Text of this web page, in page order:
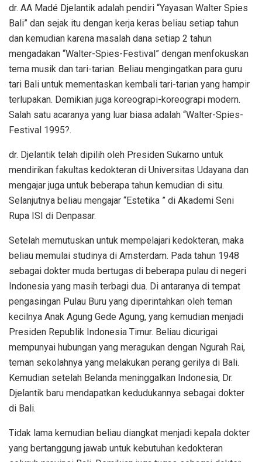
dr. AA Madé Djelantik adalah pendiri “Yayasan Walter Spies
Bali” dan sejak itu dengan kerja keras beliau setiap tahun
dan kemudian karena masalah dana setiap 2 tahun
mengadakan “Walter-Spies-Festival” dengan menfokuskan
tema musik dan tari-tarian. Beliau mengingatkan para guru
tari Bali untuk mementaskan kembali tari-tarian yang hampir
terlupakan. Demikian juga koreograpi-koreograpi modern.
Salah satu acaranya yang luar biasa adalah “Walter-Spies-
Festival 1995?.
dr. Djelantik telah dipilih oleh Presiden Sukarno untuk
mendirikan fakultas kedokteran di Universitas Udayana dan
mengajar juga untuk beberapa tahun kemudian di situ.
Selanjutnya beliau mengajar “Estetika ” di Akademi Seni
Rupa ISI di Denpasar.
Setelah memutuskan untuk mempelajari kedokteran, maka
beliau memulai studinya di Amsterdam. Pada tahun 1948
sebagai dokter muda bertugas di beberapa pulau di negeri
Indonesia yang masih terbagi dua. Di antaranya di tempat
pengasingan Pulau Buru yang diperintahkan oleh teman
kecilnya Anak Agung Gede Agung, yang kemudian menjadi
Presiden Republik Indonesia Timur. Beliau dicurigai
mempunyai hubungan yang meragukan dengan Ngurah Rai,
teman sekolahnya yang melakukan perang gerilya di Bali.
Kemudian setelah Belanda meninggalkan Indonesia, Dr.
Djelantik baru mendapatkan kedudukannya sebagai dokter
di Bali.
Tidak lama kemudian beliau diangkat menjadi kepala dokter
yang bertanggung jawab untuk kebutuhan kedokteran